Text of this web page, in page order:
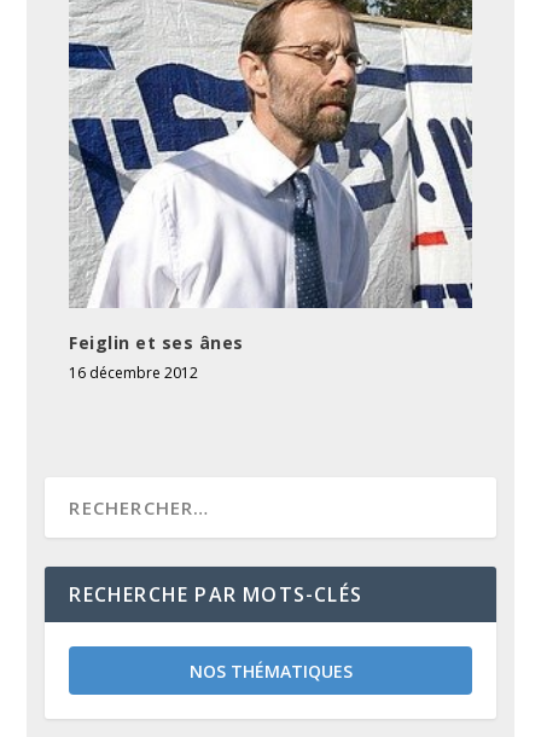
Feiglin et ses ânes
16 décembre 2012
RECHERCHE PAR MOTS-CLÉS
NOS THÉMATIQUES